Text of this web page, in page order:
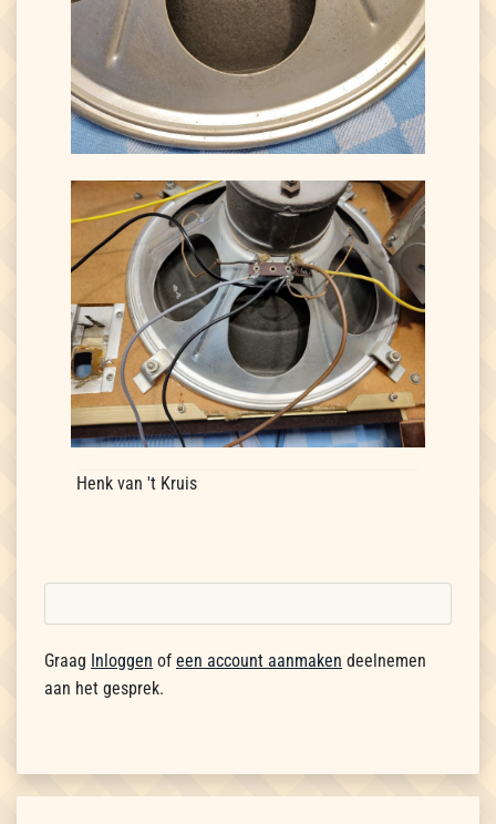
Henk van 't Kruis
Graag Inloggen of een account aanmaken deelnemen
aan het gesprek.